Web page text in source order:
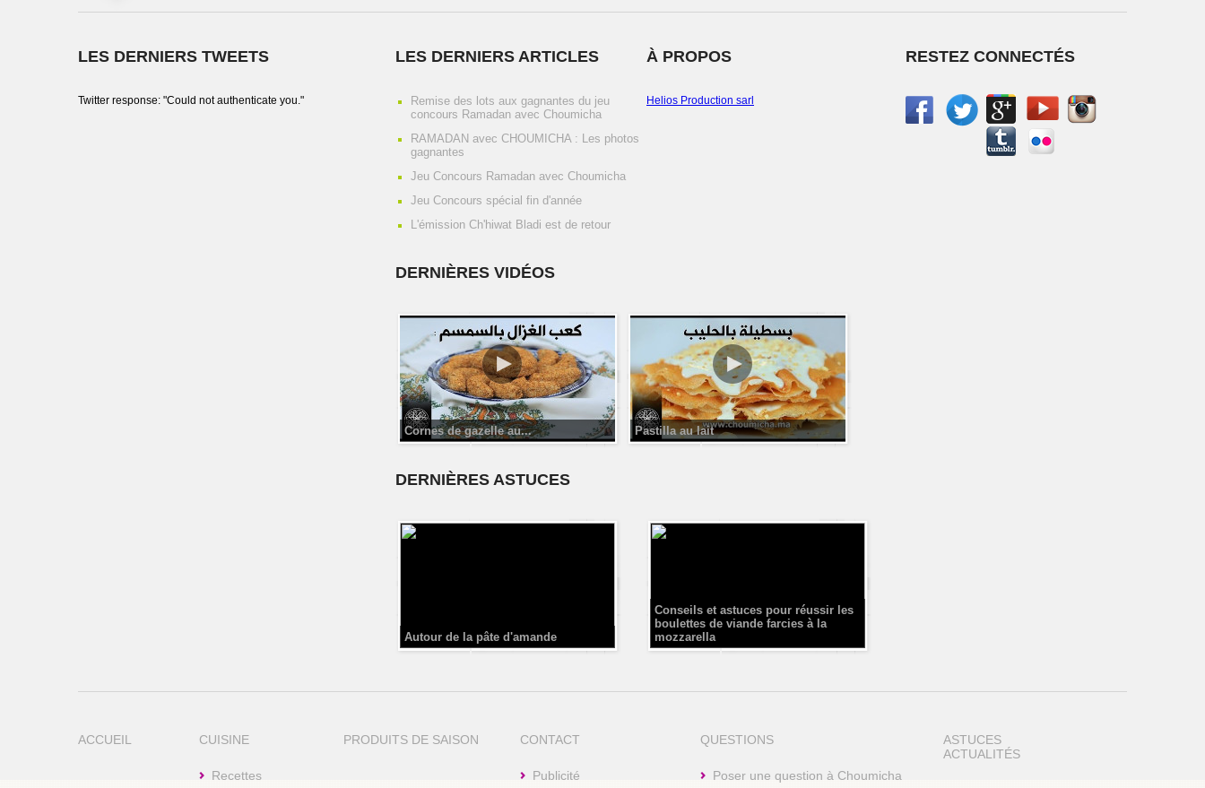
LES DERNIERS TWEETS
Twitter response: "Could not authenticate you."
LES DERNIERS ARTICLES
Remise des lots aux gagnantes du jeu
concours Ramadan avec Choumicha
RAMADAN avec CHOUMICHA : Les photos
gagnantes
Jeu Concours Ramadan avec Choumicha
Jeu Concours spécial fin d'année
L'émission Ch'hiwat Bladi est de retour
À PROPOS
Helios Production sarl
DERNIÈRES VIDÉOS
Cornes de gazelle au... Pastilla au lait
DERNIÈRES ASTUCES
Autour de la pâte d'amande
Conseils et astuces pour réussir les
boulettes de viande farcies à la
mozzarella
RESTEZ CONNECTÉS
ACCUEIL CUISINE
Recettes
PRODUITS DE SAISON CONTACT
Publicité
QUESTIONS
Poser une question à Choumicha
ASTUCES
ACTUALITÉS